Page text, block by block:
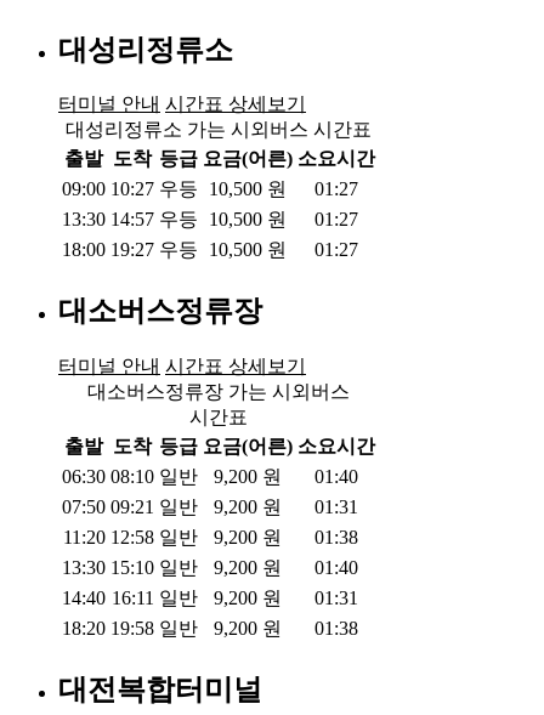
대성리정류소
터미널 안내 시간표 상세보기
대성리정류소 가는 시외버스 시간표
출발 도착 등급 요금(어른) 소요시간
09:00 10:27 우등 10,500 원
01:27
13:30 14:57 우등 10,500 원
01:27
18:00 19:27 우등 10,500 원 01:27
대소버스정류장
터미널 안내 시간표 상세보기
대소버스정류장 가는 시외버스
시간표
출발 도착 등급 요금(어른) 소요시간
06:30 08:10 일반 9,200 원
01:40
07:50 09:21 일반 9,200 원
01:31
11:20 12:58 일반 9,200 원
01:38
13:30 15:10 일반 9,200 원
01:40
14:40 16:11 일반 9,200 원
01:31
18:20 19:58 일반 9,200 원 01:38
대전복합터미널